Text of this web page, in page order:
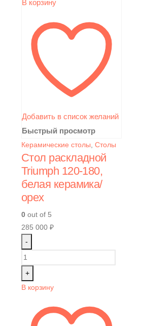
В корзину
Добавить в список желаний
Быстрый просмотр
Керамические столы Столы
Стол раскладной
Triumph 120-180,
белая керамика/
орех
0 out of 5
285 000 ₽
-
+
В корзину